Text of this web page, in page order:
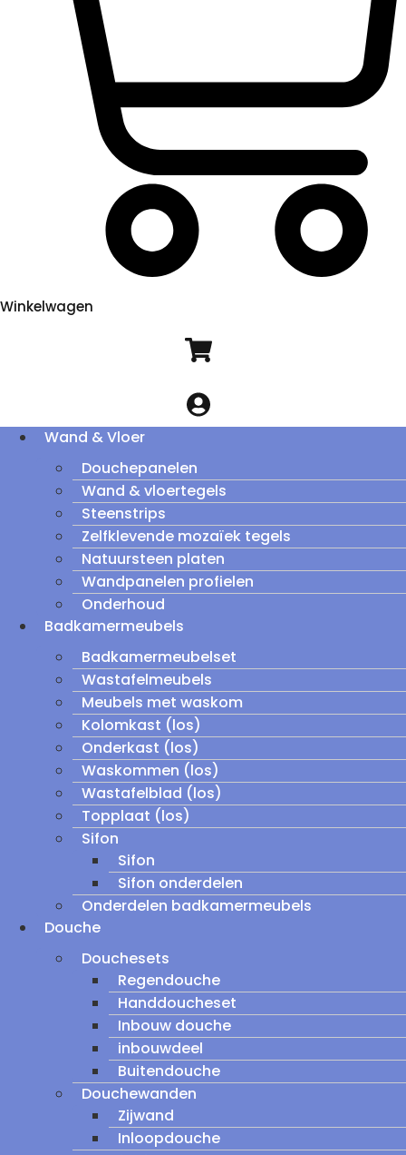
Winkelwagen
Wand & Vloer
Douchepanelen
Wand & vloertegels
Steenstrips
Zelfklevende mozaïek tegels
Natuursteen platen
Wandpanelen profielen
Onderhoud
Badkamermeubels
Badkamermeubelset
Wastafelmeubels
Meubels met waskom
Kolomkast (los)
Onderkast (los)
Waskommen (los)
Wastafelblad (los)
Topplaat (los)
Sifon
Sifon
Sifon onderdelen
Onderdelen badkamermeubels
Douche
Douchesets
Regendouche
Handdoucheset
Inbouw douche
inbouwdeel
Buitendouche
Douchewanden
Zijwand
Inloopdouche